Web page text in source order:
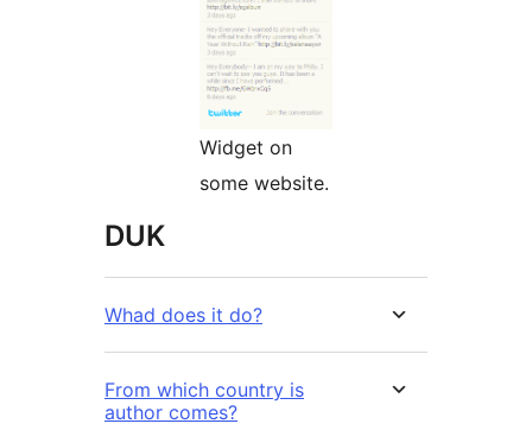
Widget on
some website.
DUK
Whad does it do?
From which country is
author comes?